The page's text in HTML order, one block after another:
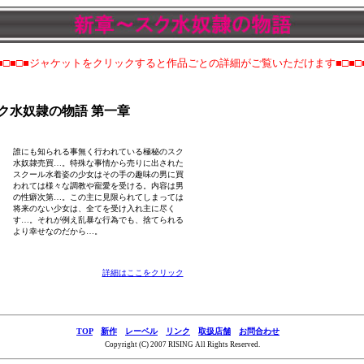
ジャケットをクリックすると作品ごとの詳細がご覧いただけます
水奴隷の物語 第一章
誰にも知られる事無く行われている極秘のスク
水奴隷売買…。特殊な事情から売りに出された
スクール水着姿の少女はその手の趣味の男に買
われては様々な調教や寵愛を受ける。内容は男
の性癖次第…。この主に見限られてしまっては
将来のない少女は、全てを受け入れ主に尽く
す…。それが例え乱暴な行為でも、捨てられる
より幸せなのだから…。
詳細はここをクリック
TOP 新作 レーベル リンク 取扱店舗 お問合わせ
Copyright (C) 2007 RISING All Rights Reserved.